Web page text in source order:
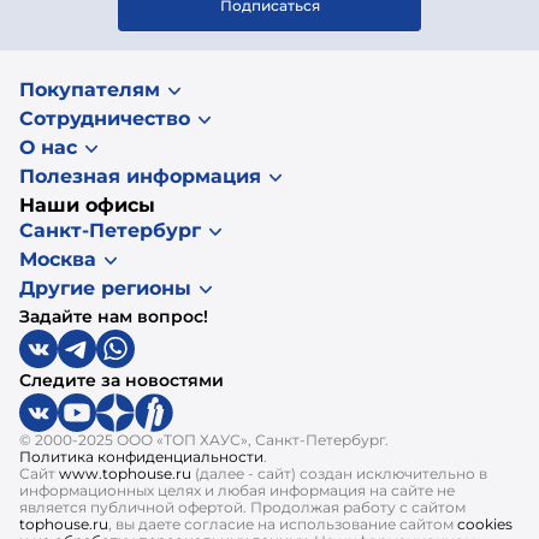
Подписаться
Покупателям
Сотрудничество
О нас
Полезная информация
Наши офисы
Санкт-Петербург
Москва
Другие регионы
Задайте нам вопрос!
Следите за новостями
© 2000-2025 ООО «ТОП ХАУС», Санкт-Петербург.
Политика конфиденциальности.
Сайт www.tophouse.ru (далее - сайт) создан исключительно в
информационных целях и любая информация на сайте не
является публичной офертой. Продолжая работу с сайтом
tophouse.ru, вы даете согласие на использование сайтом cookies